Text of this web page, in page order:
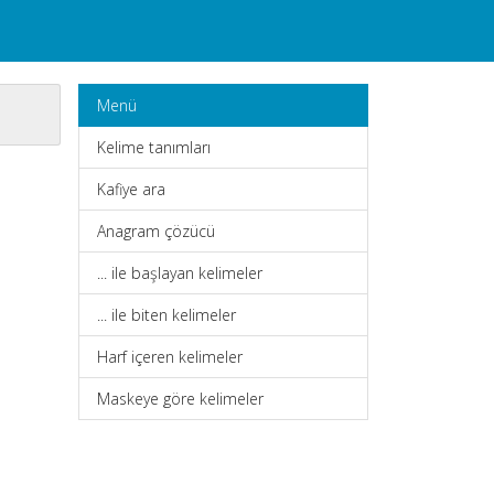
Menü
Kelime tanımları
Kafiye ara
Anagram çözücü
... ile başlayan kelimeler
... ile biten kelimeler
Harf içeren kelimeler
Maskeye göre kelimeler